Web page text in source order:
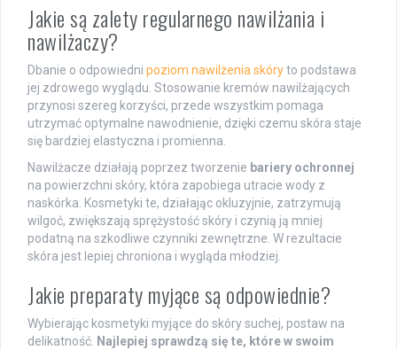
Jakie są zalety regularnego nawilżania i
nawilżaczy?
Dbanie o odpowiedni poziom nawilżenia skóryto podstawa
jej zdrowego wyglądu. Stosowanie kremów nawilżających
przynosi szereg korzyści, przede wszystkim pomaga
utrzymać optymalne nawodnienie, dzięki czemu skóra staje
się bardziej elastyczna i promienna.
Nawilżacze działają poprzez tworzenie bariery ochronnej
na powierzchni skóry, która zapobiega utracie wody z
naskórka. Kosmetyki te, działając okluzyjnie, zatrzymują
wilgoć, zwiększają sprężystość skóry i czynią ją mniej
podatną na szkodliwe czynniki zewnętrzne. W rezultacie
skóra jest lepiej chroniona i wygląda młodziej.
Jakie preparaty myjące są odpowiednie?
Wybierając kosmetyki myjące do skóry suchej, postaw na
delikatność. Najlepiej sprawdzą się te, które w swoim